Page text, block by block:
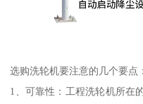
选购洗轮机要注意的几个要点：
1、可靠性：工程洗轮机所在